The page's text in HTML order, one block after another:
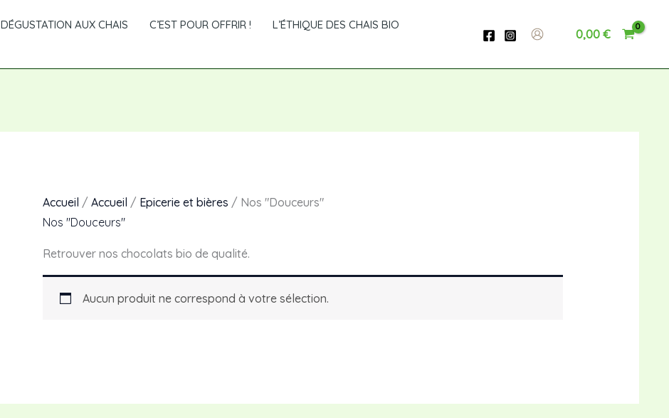
DÉGUSTATION AUX CHAIS C’EST POUR OFFRIR !
L’ÉTHIQUE DES CHAIS BIO
0,00 €
Accueil / Accueil / Epicerie et bières / Nos "Douceurs"
Nos "Douceurs"
Retrouver nos chocolats bio de qualité.
Aucun produit ne correspond à votre sélection.